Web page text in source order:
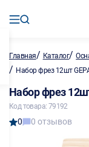
Главная/ Каталог/
/ Набор фрез 12шт
Набор фрез
Код товара: 79192
0 0 отзывов